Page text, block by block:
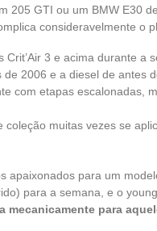
205 GTI ou um BMW E30
consideravelmente o
3 e acima durante a
2006 e a diesel de antes
com etapas escalonadas,
muitas vezes se
apaixonados para um
para a semana, e o
mecanicamente para